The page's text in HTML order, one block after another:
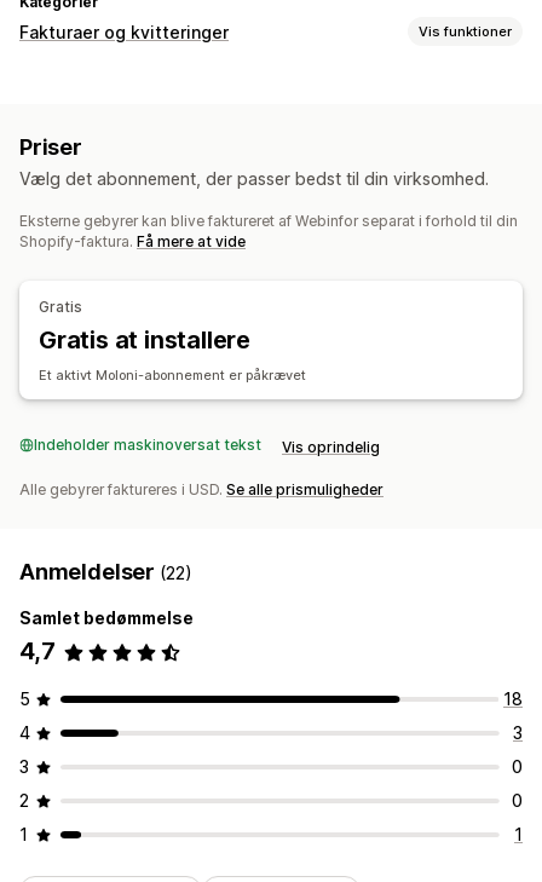
Fakturaer og kvitteringer Vis funktioner
Filhåndtering
Priser
Vælg det abonnement, der passer bedst til din virksomhed.
Eksterne gebyrer kan blive faktureret af Webinfor separat i forhold til din
Shopify-faktura. Få mere at vide
Gratis
Gratis at installere
Et aktivt Moloni-abonnement er påkrævet
Indeholder maskinoversat tekst Vis oprindelig
Alle gebyrer faktureres i USD. Se alle prismuligheder
Anmeldelser (22)
Samlet bedømmelse
4,7
5
18
4
3
3
0
2
0
1
1